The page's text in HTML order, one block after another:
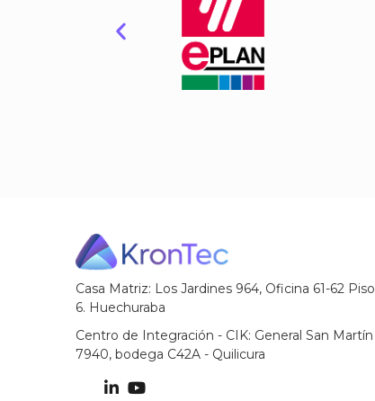
Casa Matriz: Los Jardines 964, Oficina 61-62 Piso
6. Huechuraba
Centro de Integración - CIK: General San Martín
7940, bodega C42A - Quilicura